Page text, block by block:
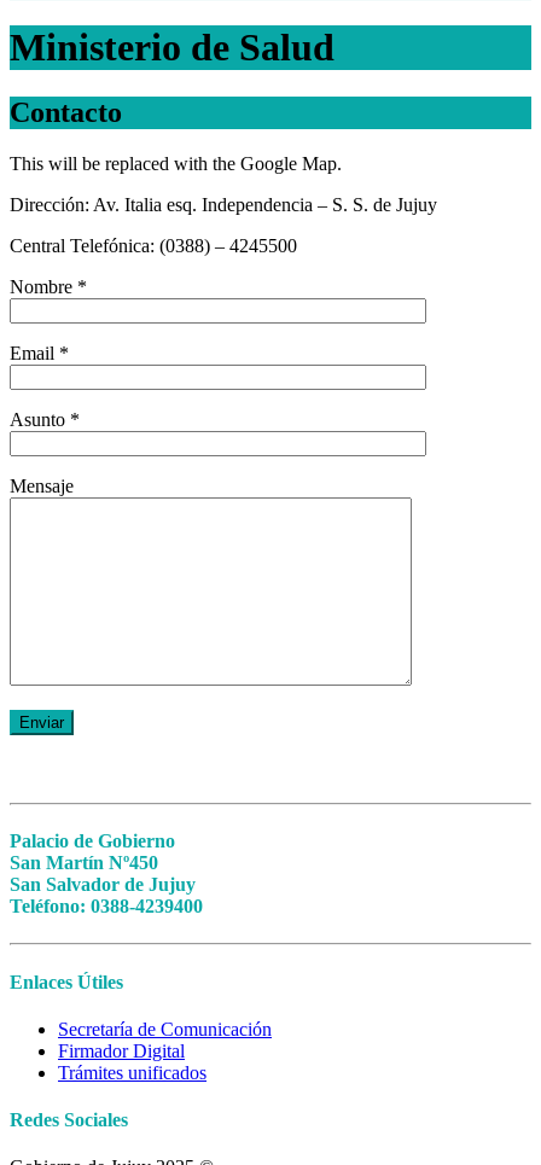
Ministerio de Salud
Contacto
This will be replaced with the Google Map.
Dirección: Av. Italia esq. Independencia – S. S. de Jujuy
Central Telefónica: (0388) – 4245500
Nombre *
Email *
Asunto *
Mensaje
Palacio de Gobierno
San Martín Nº450
San Salvador de Jujuy
Teléfono: 0388-4239400
Enlaces Útiles
Secretaría de Comunicación
Firmador Digital
Trámites unificados
Redes Sociales